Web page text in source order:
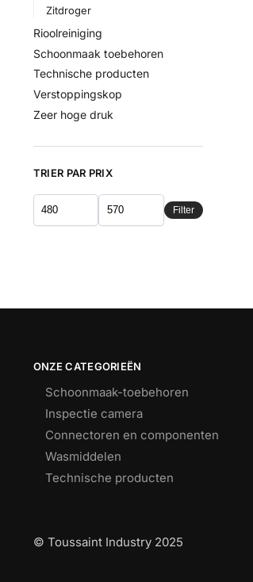
Zitdroger
Rioolreiniging
Schoonmaak toebehoren
Technische producten
Verstoppingskop
Zeer hoge druk
TRIER PAR PRIX
Filter
ONZE CATEGORIEËN
Schoonmaak-toebehoren
Inspectie camera
Connectoren en componenten
Wasmiddelen
Technische producten
© Toussaint Industry 2025